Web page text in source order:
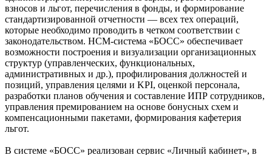
взносов и льгот, перечисления в фонды, и формирование
стандартизированной отчетности — всех тех операций,
которые необходимо проводить в четком соответствии с
законодательством. HCM-система «БОСС» обеспечивает
возможности построения и визуализации организационных
структур (управленческих, функциональных,
административных и др.), профилирования должностей и
позиций, управления целями и KPI, оценкой персонала,
разработки планов обучения и составление ИПР сотрудников,
управления премированием на основе бонусных схем и
компенсационными пакетами, формирования кафетерия
льгот.
В системе «БОСС» реализован сервис «Личный кабинет», в